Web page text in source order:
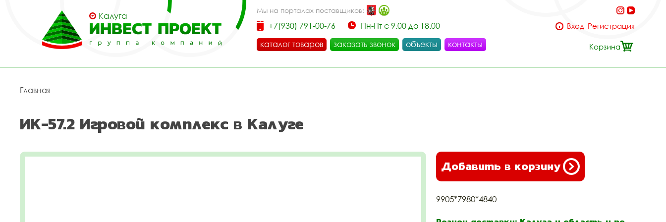
Калуга
Мы на порталах поставщиков:
+7(930) 791-00-76
Пн-Пт с 9.00 до 18.00
каталог товаров
заказать звонок объекты контакты
Вход Регистрация
Корзина
Главная
ИК-57.2 Игровой комплекс в Калуге
Добавить в корзину
9905*7980*4840